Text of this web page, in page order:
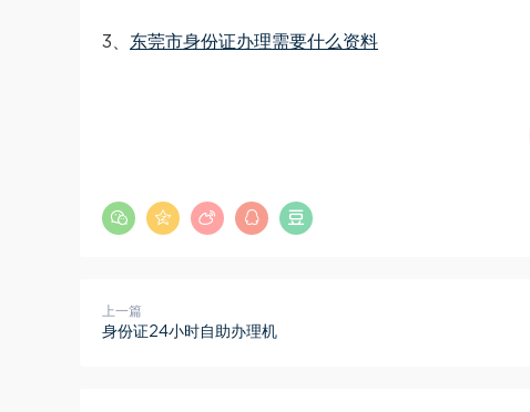
3、 东莞市身份证办理需要什么资料
上一篇
身份证24小时自助办理机